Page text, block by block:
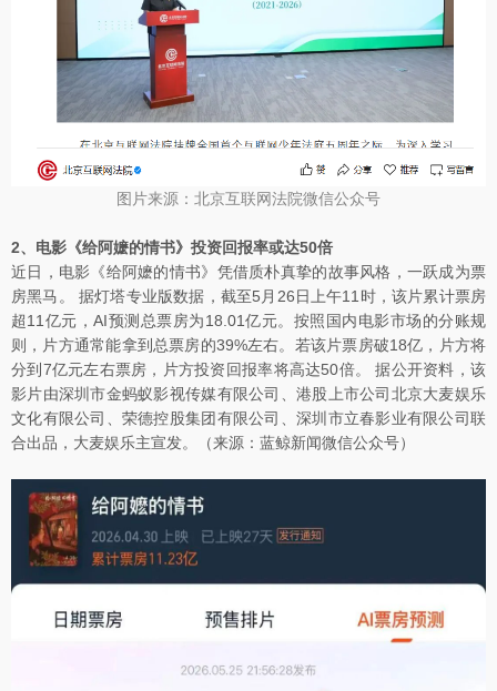
图片来源：北京互联网法院微信公众号
2、电影《给阿嬷的情书》投资回报率或达50倍
近日，电影《给阿嬷的情书》凭借质朴真挚的故事风格，一跃成为票
房黑马。 据灯塔专业版数据，截至5月26日上午11时，该片累计票房
超11亿元，AI预测总票房为18.01亿元。按照国内电影市场的分账规
则，片方通常能拿到总票房的39%左右。若该片票房破18亿，片方将
分到7亿元左右票房，片方投资回报率将高达50倍。 据公开资料，该
影片由深圳市金蚂蚁影视传媒有限公司、港股上市公司北京大麦娱乐
文化有限公司、荣德控股集团有限公司、深圳市立春影业有限公司联
合出品，大麦娱乐主宣发。（来源：蓝鲸新闻微信公众号）